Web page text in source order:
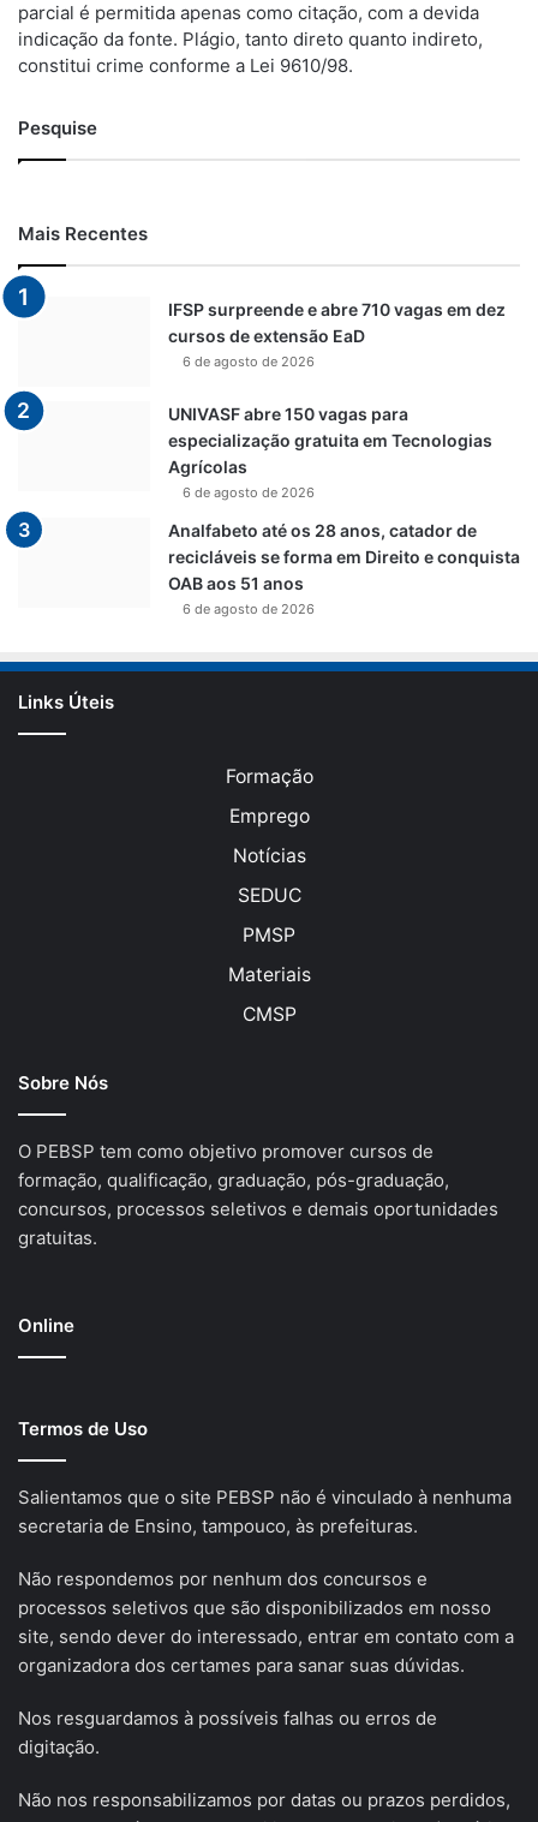
parcial é permitida apenas como citação, com a devida
indicação da fonte. Plágio, tanto direto quanto indireto,
constitui crime conforme a Lei 9610/98.
Pesquise
Mais Recentes
IFSP surpreende e abre 710 vagas em dez
cursos de extensão EaD
6 de agosto de 2026
UNIVASF abre 150 vagas para
especialização gratuita em Tecnologias
Agrícolas
6 de agosto de 2026
Analfabeto até os 28 anos, catador de
recicláveis se forma em Direito e conquista
OAB aos 51 anos
6 de agosto de 2026
Links Úteis
Formação
Emprego
Notícias
SEDUC
PMSP
Materiais
CMSP
Sobre Nós
O PEBSP tem como objetivo promover cursos de
formação, qualificação, graduação, pós-graduação,
concursos, processos seletivos e demais oportunidades
gratuitas.
Online
Termos de Uso
Salientamos que o site PEBSP não é vinculado à nenhuma
secretaria de Ensino, tampouco, às prefeituras.
Não respondemos por nenhum dos concursos e
processos seletivos que são disponibilizados em nosso
site, sendo dever do interessado, entrar em contato com a
organizadora dos certames para sanar suas dúvidas.
Nos resguardamos à possíveis falhas ou erros de
digitação.
Não nos responsabilizamos por datas ou prazos perdidos,